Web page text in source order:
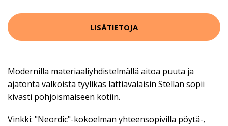
LISÄTIETOJA
Modernilla materiaaliyhdistelmällä aitoa puuta ja
ajatonta valkoista tyylikäs lattiavalaisin Stellan sopii
kivasti pohjoismaiseen kotiin.
Vinkki: "Neordic"-kokoelman yhteensopivilla pöytä-,